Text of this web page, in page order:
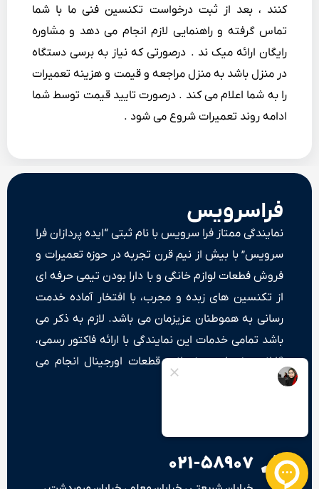
کنند ، بعد از ثبت درخواست تکنسین فنی ما با شما
تماس گرفته و راهنمایی لازم انجام می دهد و مشاوره
رایگان ارائه میک ند . درصورتی که نیاز به برسی دستگاه
در منزل باشد به منزل مراجعه و قیمت و هزینه تعمیرات
را به شما اعلام می کند . درصورت تایید قیمت توسط شما
ادامه روند تعمیرات شروع می شود .
فراسرویس
نمایندگی ممتاز فرا سرویس با نام ثبتی “ایده پردازان فرا
سرویس” با بیش از نیم قرن تجربه در حوزه تعمیرات و
فروش فطعات لوازم خانگی و با دارا بودن تیمی حرفه ای
از تکنسین های زبده و مجرب، با افتخار آماده خدمت
رسانی به هموطنان عزیزمان می باشد. لازم به ذکر می
باشد تمامی خدمات این نمایندگی با ارائه فاکتور رسمی،
گارانتی خدمات و ضمانت قطعات اورجینال انجام می
شود.
۰۲۱-۵۸۹۰۷